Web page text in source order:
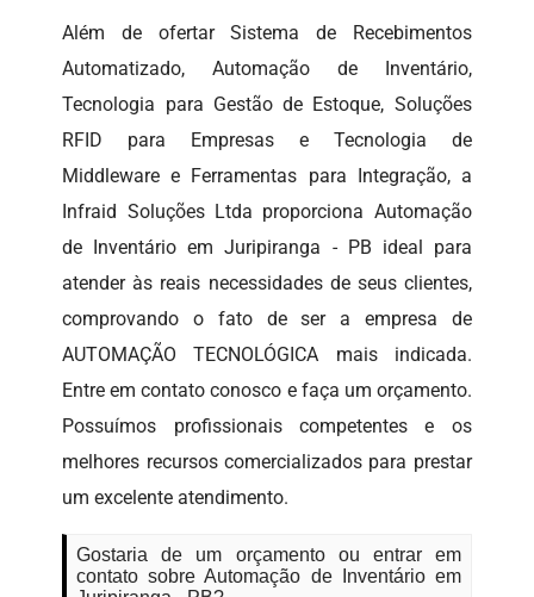
Além de ofertar Sistema de Recebimentos
Automatizado, Automação de Inventário,
Tecnologia para Gestão de Estoque, Soluções
RFID para Empresas e Tecnologia de
Middleware e Ferramentas para Integração, a
Infraid Soluções Ltda proporciona Automação
de Inventário em Juripiranga - PB ideal para
atender às reais necessidades de seus clientes,
comprovando o fato de ser a empresa de
AUTOMAÇÃO TECNOLÓGICA mais indicada.
Entre em contato conosco e faça um orçamento.
Possuímos profissionais competentes e os
melhores recursos comercializados para prestar
um excelente atendimento.
Gostaria de um orçamento ou entrar em
contato sobre Automação de Inventário em